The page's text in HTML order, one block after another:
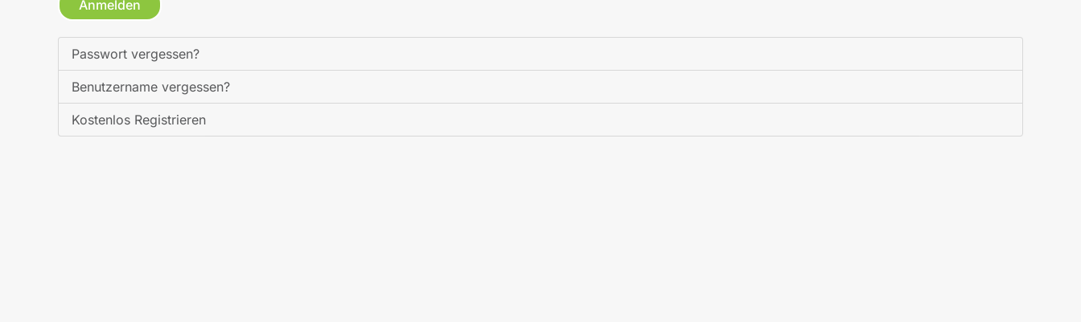
Anmelden
Passwort vergessen?
Benutzername vergessen?
Kostenlos Registrieren